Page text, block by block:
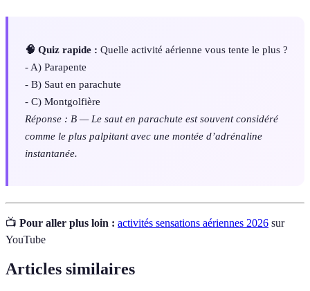
🧠 Quiz rapide : Quelle activité aérienne vous tente le plus ?
- A) Parapente
- B) Saut en parachute
- C) Montgolfière
Réponse : B — Le saut en parachute est souvent considéré
comme le plus palpitant avec une montée d’adrénaline
instantanée.
📺 Pour aller plus loin : activités sensations aériennes 2026 sur
YouTube
Articles similaires